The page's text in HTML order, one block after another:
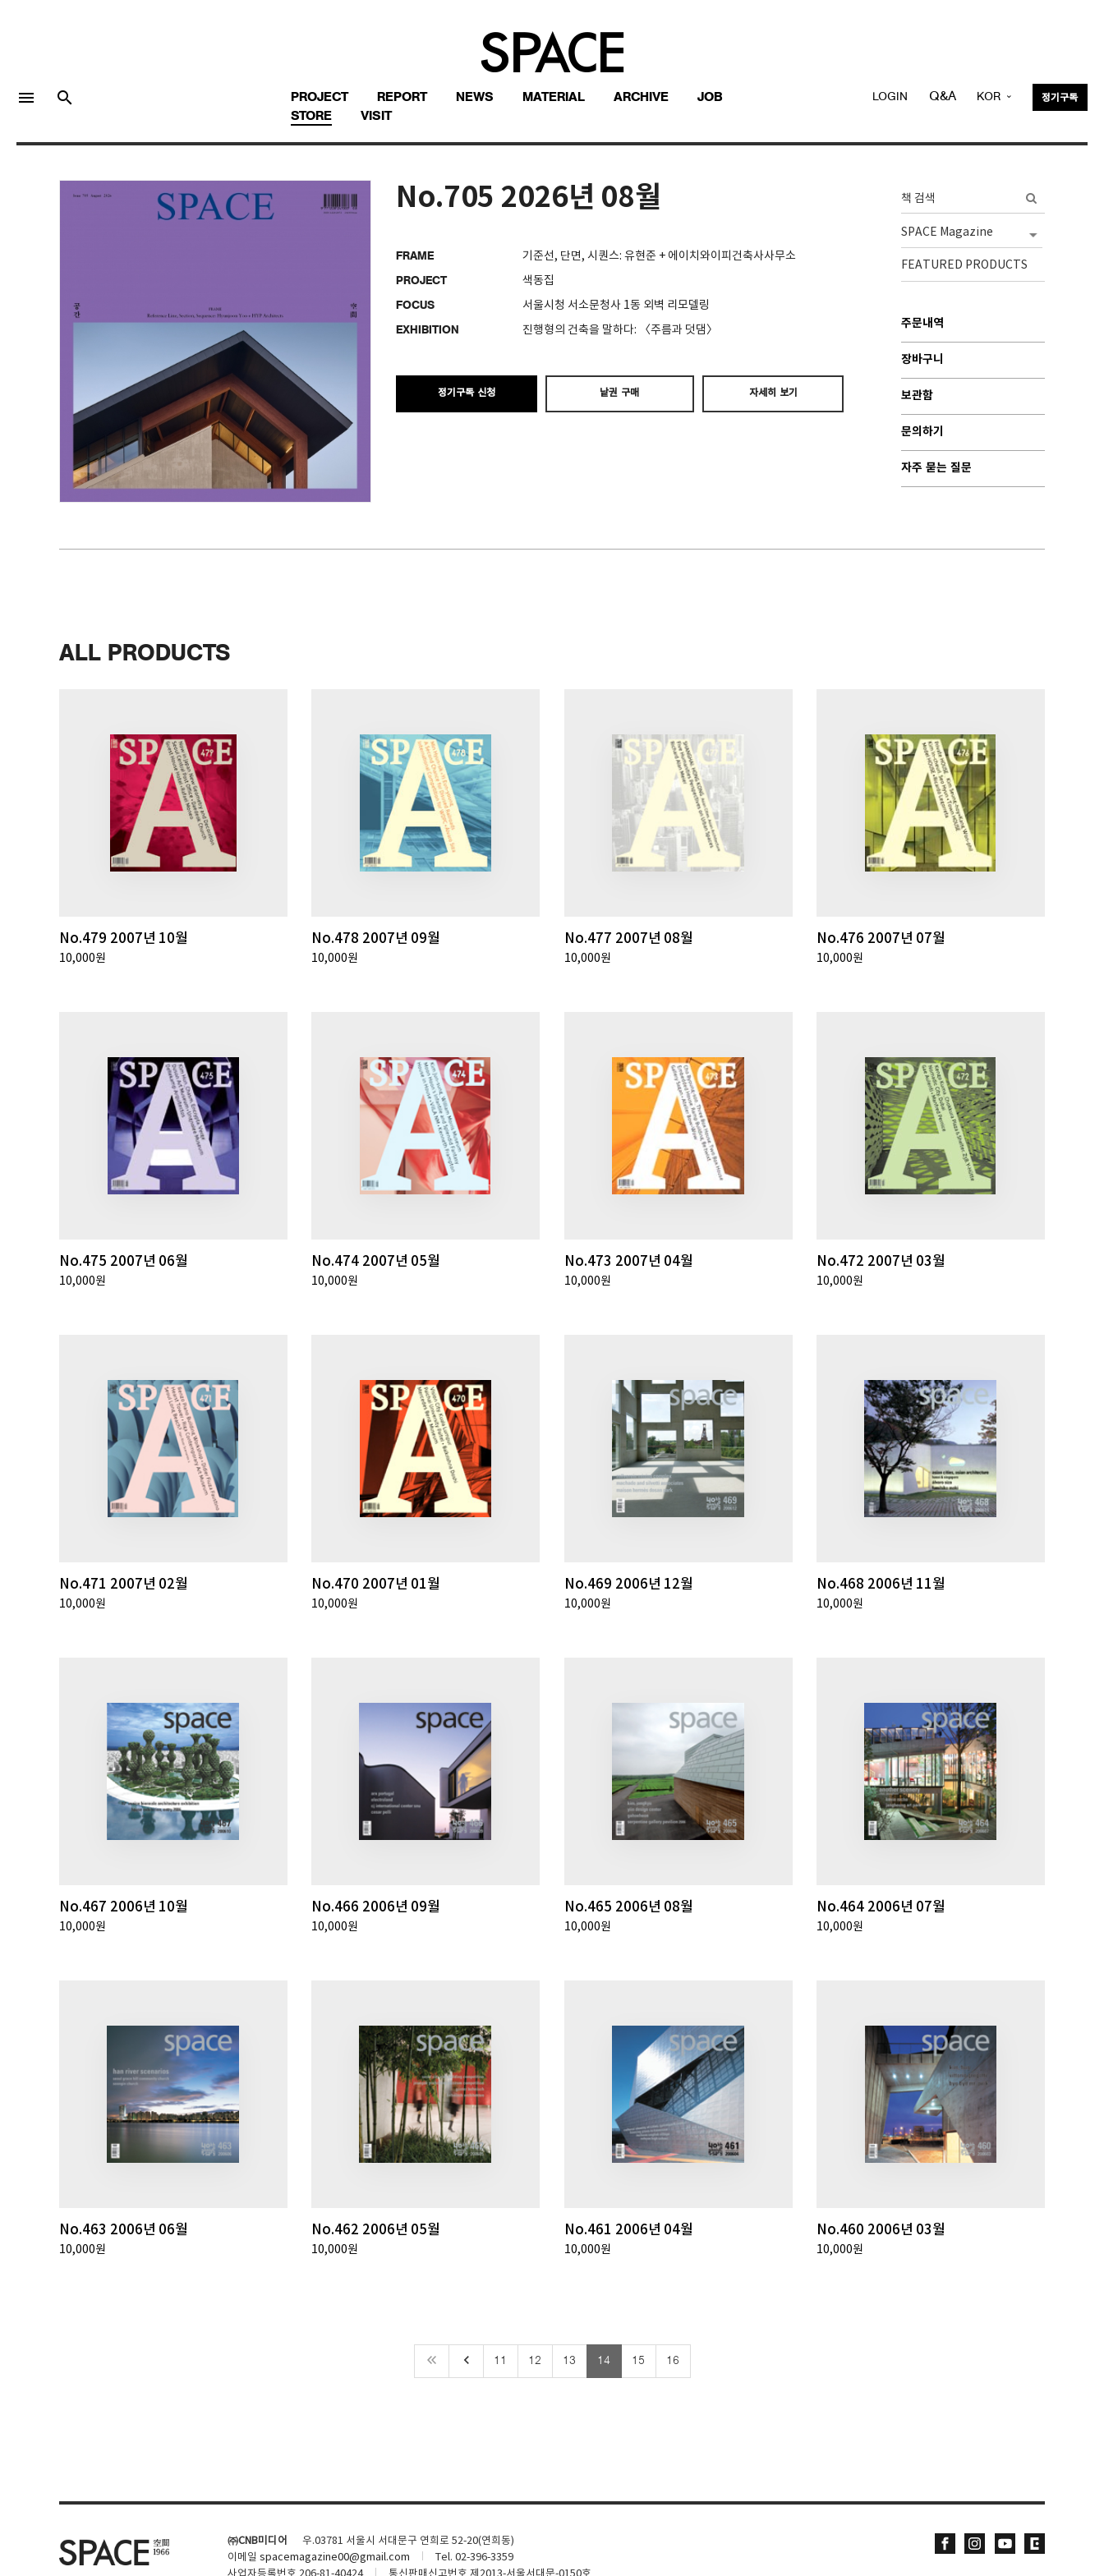
LOGIN 회원가입
Twitter 로그인
Naver 로그인
SPACE 소개
공지사항
menu search PROJECT REPORT NEWS MATERIAL ARCHIVE
JOB
STORE
VISIT
LOGIN Q&A KOR 정기구독
No.705 2026년 08월
FRAME 기준선, 단면, 시퀀스: 유현준 + 에이치와이피건축사사무소
PROJECT 색동집
FOCUS 서울시청 서소문청사 1동 외벽 리모델링
EXHIBITION 진행형의 건축을 말하다: 〈주름과 덧댐〉
정기구독 신청 낱권 구매 자세히 보기
FEATURED PRODUCTS
주문내역
장바구니
보관함
문의하기
자주 묻는 질문
ALL PRODUCTS
No.479 2007년 10월
10,000원
No.478 2007년 09월
10,000원
No.477 2007년 08월
10,000원
No.476 2007년 07월
10,000원
No.475 2007년 06월
10,000원
No.474 2007년 05월
10,000원
No.473 2007년 04월
10,000원
No.472 2007년 03월
10,000원
No.471 2007년 02월
10,000원
No.470 2007년 01월
10,000원
No.469 2006년 12월
10,000원
No.468 2006년 11월
10,000원
No.467 2006년 10월
10,000원
No.466 2006년 09월
10,000원
No.465 2006년 08월
10,000원
No.464 2006년 07월
10,000원
No.463 2006년 06월
10,000원
No.462 2006년 05월
10,000원
No.461 2006년 04월
10,000원
No.460 2006년 03월
10,000원
keyboard_arrow_left 11 12 13 14 15 16
㈜CNB미디어
우.03781 서울시 서대문구 연희로 52-20(연희동)
이메일 spacemagazine00@gmail.com
Tel. 02-396-3359